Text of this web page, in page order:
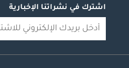
اشترك في نشراتنا الإخبارية